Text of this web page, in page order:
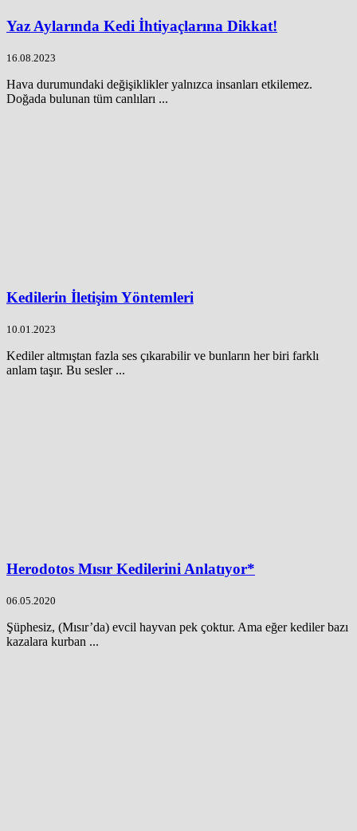
Yaz Aylarında Kedi İhtiyaçlarına Dikkat!
16.08.2023
Hava durumundaki değişiklikler yalnızca insanları etkilemez.
Doğada bulunan tüm canlıları ...
Kedilerin İletişim Yöntemleri
10.01.2023
Kediler altmıştan fazla ses çıkarabilir ve bunların her biri farklı
anlam taşır. Bu sesler ...
Herodotos Mısır Kedilerini Anlatıyor*
06.05.2020
Şüphesiz, (Mısır’da) evcil hayvan pek çoktur. Ama eğer kediler bazı
kazalara kurban ...